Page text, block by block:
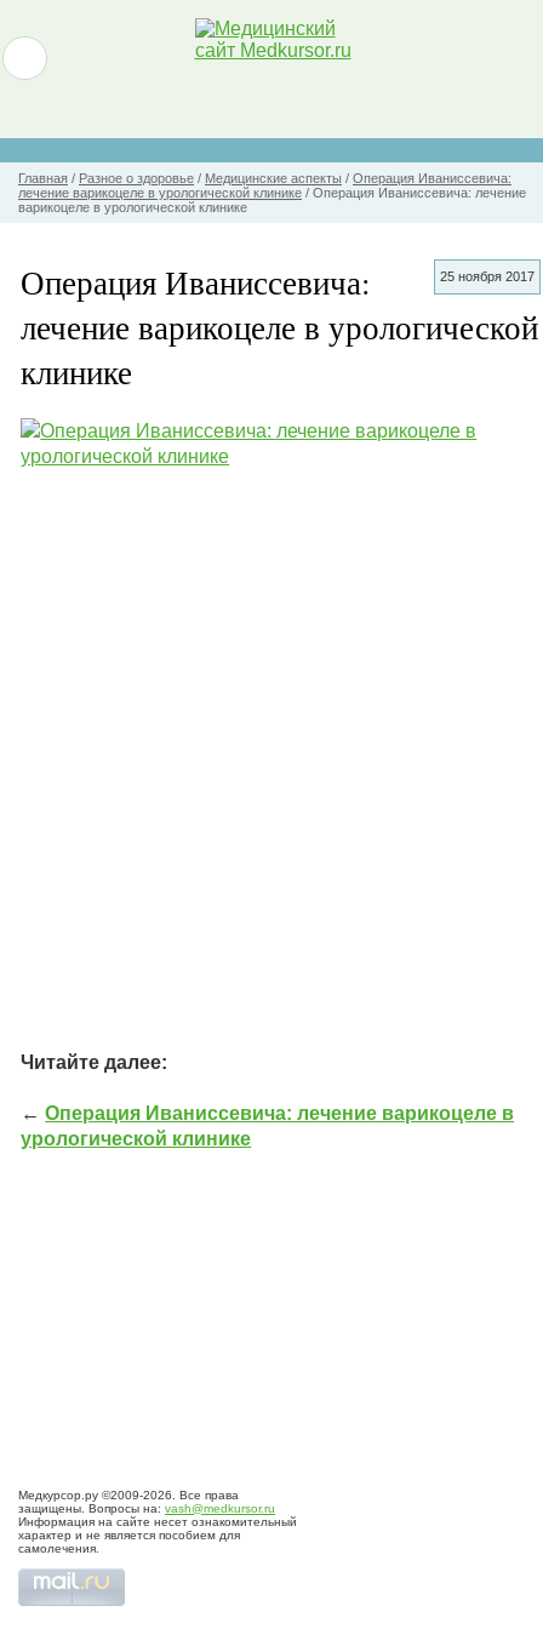
Главная / Разное о здоровье / Медицинские аспекты / Операция Иваниссевича:
лечение варикоцеле в урологической клинике / Операция Иваниссевича: лечение
варикоцеле в урологической клинике
25 ноября 2017
Операция Иваниссевича:
лечение варикоцеле в урологической
клинике
Читайте далее:
←Операция Иваниссевича: лечение варикоцеле в
урологической клинике
Медкурсор.ру ©2009-2026. Все права
защищены. Вопросы на: vash@medkursor.ru
Информация на сайте несет ознакомительный
характер и не является пособием для
самолечения.